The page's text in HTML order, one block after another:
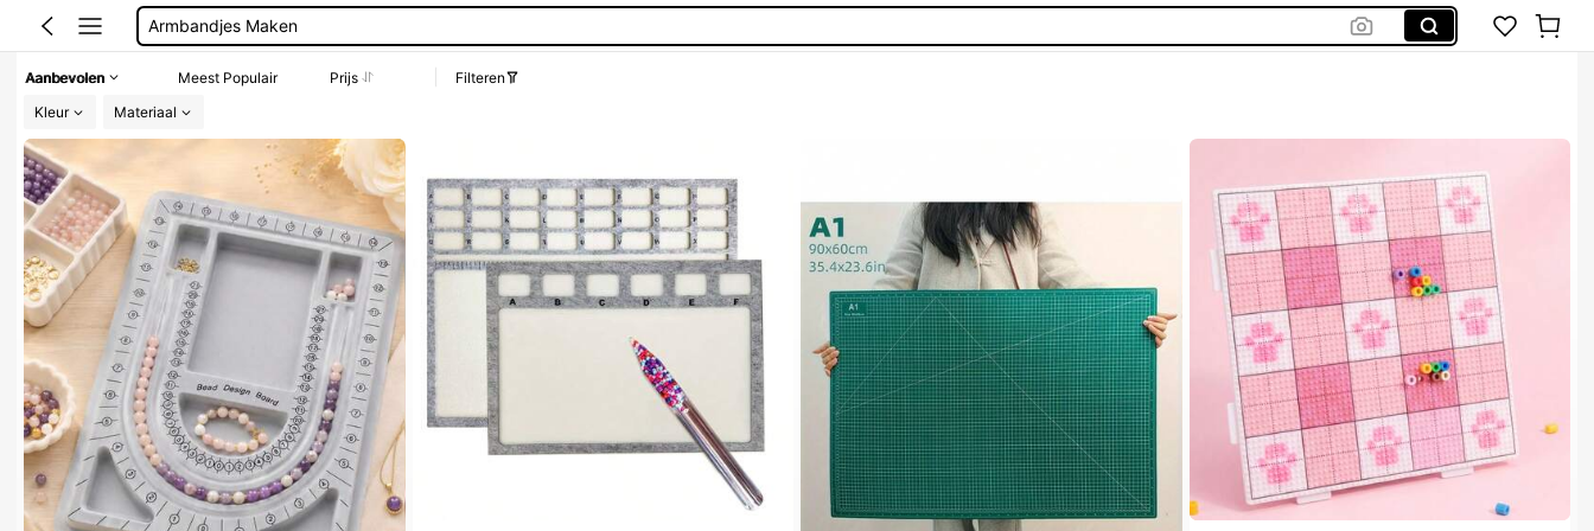
Naai Spullen
Aanbevolen Meest Populair Prijs
Filteren
Kleur
Materiaal